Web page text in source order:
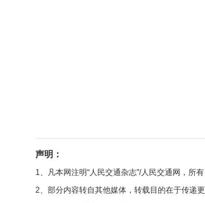
声明：
1、凡本网注明“人民交通杂志”/人民交通网，所
2、部分内容转自其他媒体，转载目的在于传递